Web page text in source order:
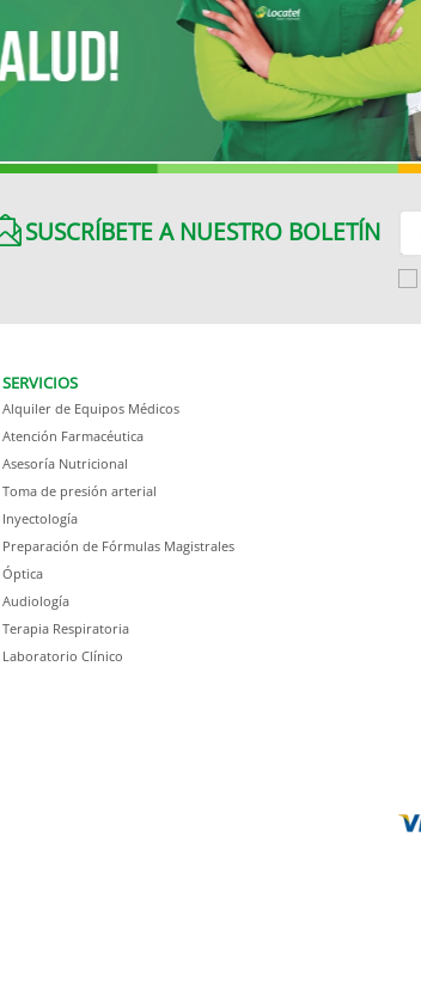
SUSCRÍBETE A NUESTRO BOLETÍN
SERVICIOS
Alquiler de Equipos Médicos
Atención Farmacéutica
Asesoría Nutricional
Toma de presión arterial
Inyectología
Preparación de Fórmulas Magistrales
Óptica
Audiología
Terapia Respiratoria
Laboratorio Clínico